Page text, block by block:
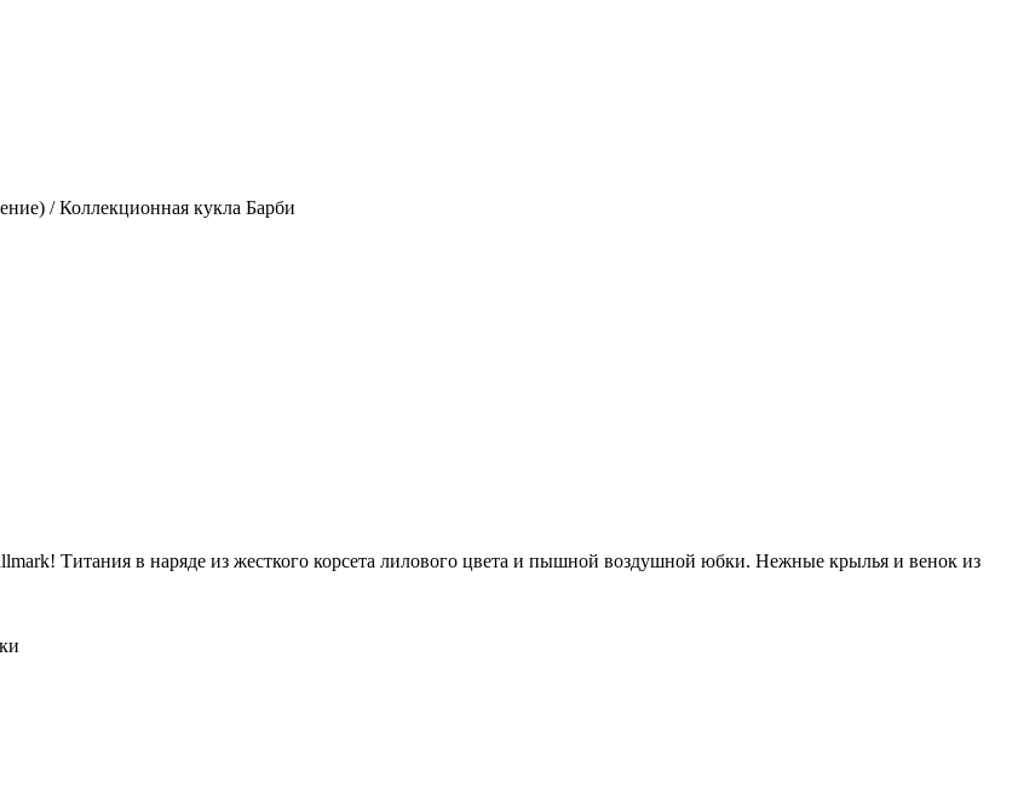
/ Коллекционная кукла Барби
Титания в наряде из жесткого корсета лилового цвета и пышной воздушной юбки. Нежные крылья и венок из